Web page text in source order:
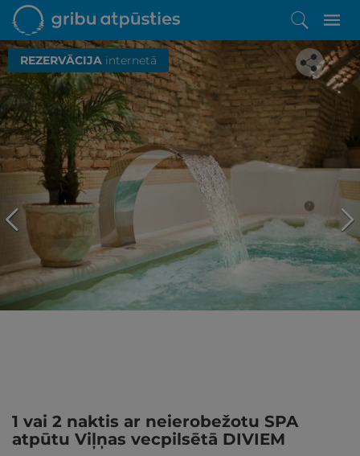
REZERVĀCIJA internetā
Iepatikās šis piedāvājums?
Līdz brīnišķīgai atpūtai atlikuši tikai daži soļi
PĒRKU
1 vai 2 naktis ar neierobežotu SPA
atpūtu Viļņas vecpilsētā DIVIEM